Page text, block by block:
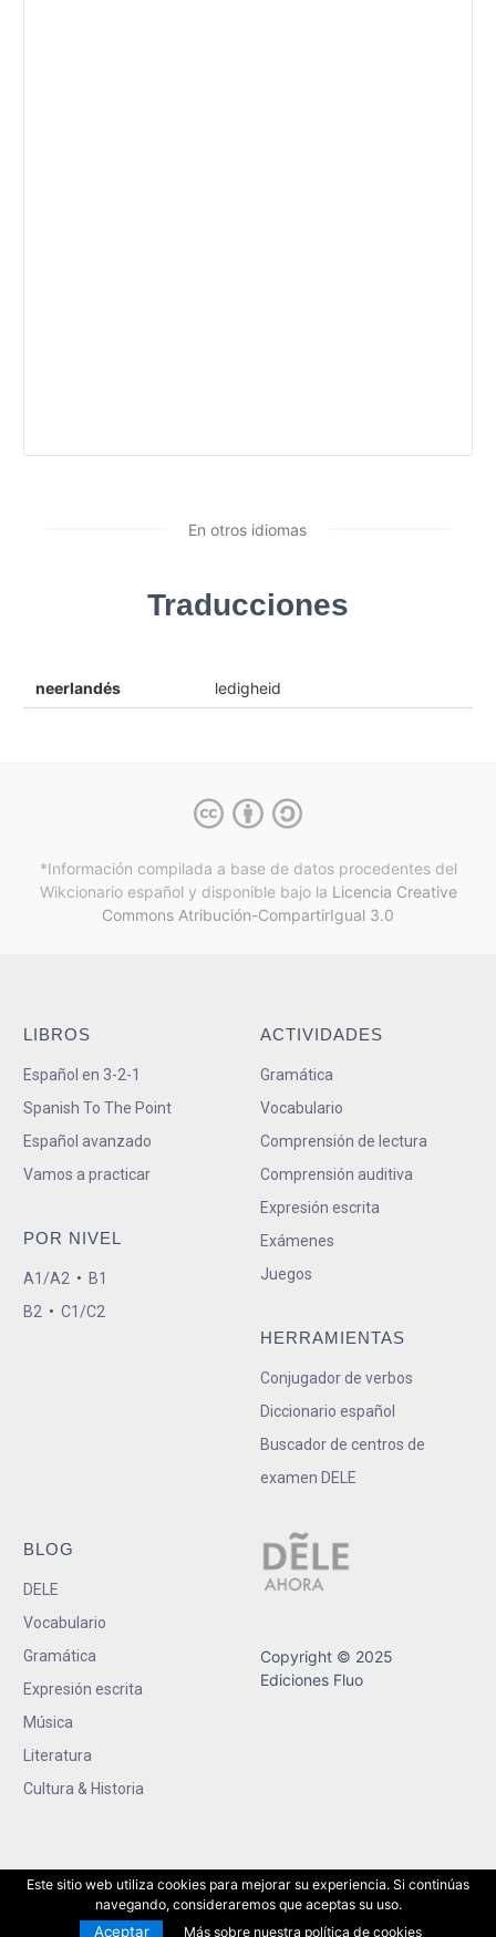
En otros idiomas
Traducciones
neerlandés ledigheid
*Información compilada a base de datos procedentes del
Wikcionario español y disponible bajo la Licencia Creative
Commons Atribución-CompartirIgual 3.0
LIBROS
Español en 3-2-1
Spanish To The Point
Español avanzado
Vamos a practicar
POR NIVEL
A1/A2 • B1
B2 • C1/C2
ACTIVIDADES
Gramática
Vocabulario
Comprensión de lectura
Comprensión auditiva
Expresión escrita
Exámenes
Juegos
HERRAMIENTAS
Conjugador de verbos
Diccionario español
Buscador de centros de
examen DELE
BLOG
DELE
Vocabulario
Gramática
Expresión escrita
Música
Literatura
Cultura & Historia
Copyright © 2025
Ediciones Fluo
Este sitio web utiliza cookies para mejorar su experiencia. Si continúas
navegando, consideraremos que aceptas su uso.
Aceptar Más sobre nuestra política de cookies